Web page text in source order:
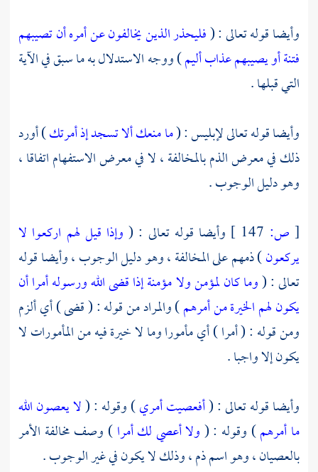
وأيضا قوله تعالى : (فليحذر الذين يخالفون عن أمره أن تصيبهم
فتنة أو يصيبهم عذاب أليم) ووجه الاستدلال به ما سبق في الآية
التي قبلها .
وأيضا قوله تعالى لإبليس : (ما منعك ألا تسجد إذ أمرتك) أورد
ذلك في معرض الذم بالمخالفة ، لا في معرض الاستفهام اتفاقا ،
وهو دليل الوجوب .
[ ص: وأيضا قوله تعالى : ( وإذا قيل لهم اركعوا لا
يركعون) ذمهم على المخالفة ، وهو دليل الوجوب ، وأيضا قوله
تعالى : (وما كان لمؤمن ولا مؤمنة إذا قضى الله ورسوله أمرا أن
يكون لهم الخيرة من أمرهم) والمراد من قوله : ( قضى ) أي ألزم
ومن قوله : ( أمرا ) أي مأمورا وما لا خيرة فيه من المأمورات لا
يكون إلا واجبا .
وأيضا قوله تعالى : (أفعصيت أمري) وقوله : (لا يعصون الله
ما أمرهم) وقوله : (ولا أعصي لك أمرا) وصف مخالفة الأمر
بالعصيان ، وهو اسم ذم ، وذلك لا يكون في غير الوجوب .